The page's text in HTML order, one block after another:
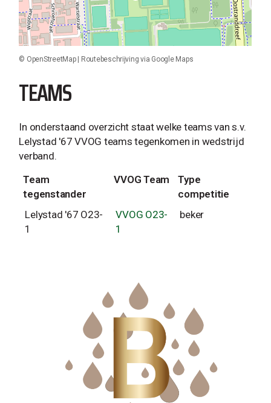
© OpenStreetMap| Routebeschrijving via Google Maps
TEAMS
In onderstaand overzicht staat welke teams van s.v.
Lelystad '67 VVOG teams tegenkomen in wedstrijd
verband.
Team
tegenstander
VVOG Team
Type
competitie
Lelystad '67 O23-
1
VVOG O23-
1
beker